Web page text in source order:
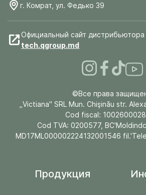
г. Комрат, ул. Федько 39
Официальный сайт дистрибьютора
tech.qgroup.md
©Все права
„Victiana" SRL Mun. Chişinău str.
Cod fiscal:
Cod TVA: 0200577,
MD17ML000002224132001546
Продукция